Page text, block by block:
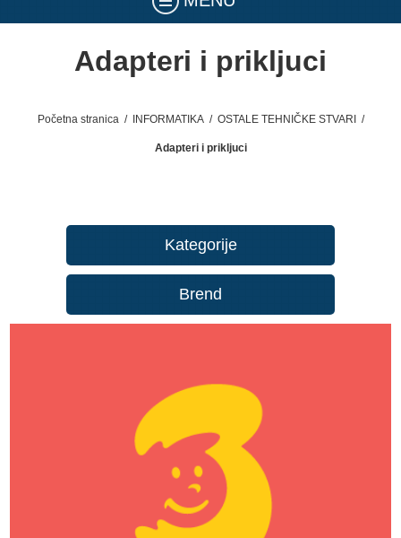
Adapteri i prikljuci
Početna stranica / INFORMATIKA / OSTALE TEHNIČKE STVARI /
Adapteri i prikljuci
Kategorije
Brend